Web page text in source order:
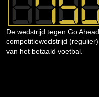
De wedstrijd tegen Go
competitiewedstrijd
van het betaald voetbal.